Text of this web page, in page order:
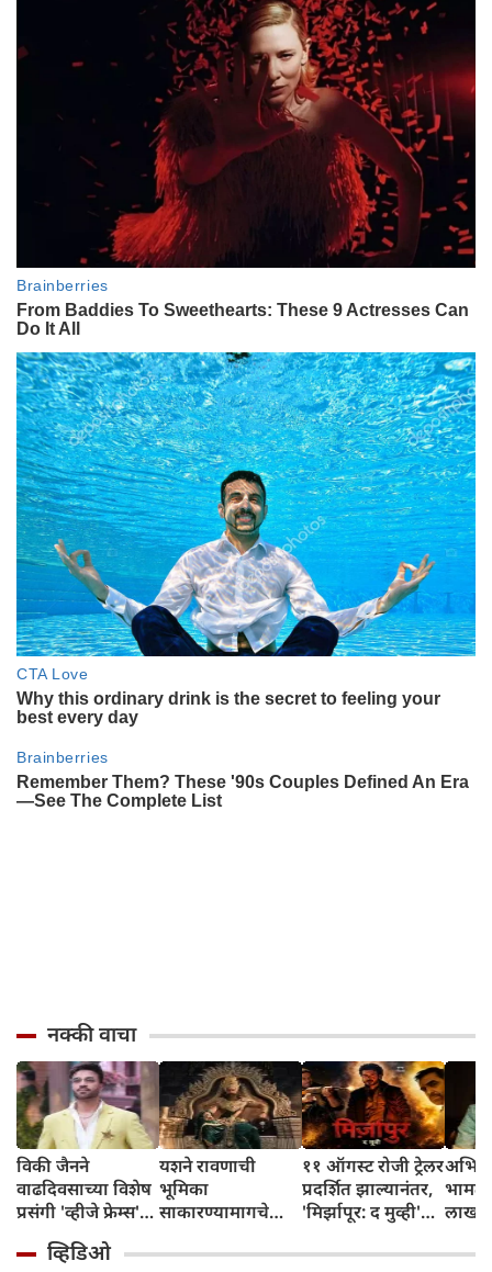
नक्की वाचा
विकी जैनने
वाढदिवसाच्या विशेष
प्रसंगी 'व्हीजे फ्रेम्स'
हाऊसची भव्य
यशने रावणाची
भूमिका
साकारण्यामागचे
११ ऑगस्ट रोजी ट्रेलर
प्रदर्शित झाल्यानंतर,
'मिर्झापूर: द मुव्ही'
प्रमोशन करणार
व्हिडिओ